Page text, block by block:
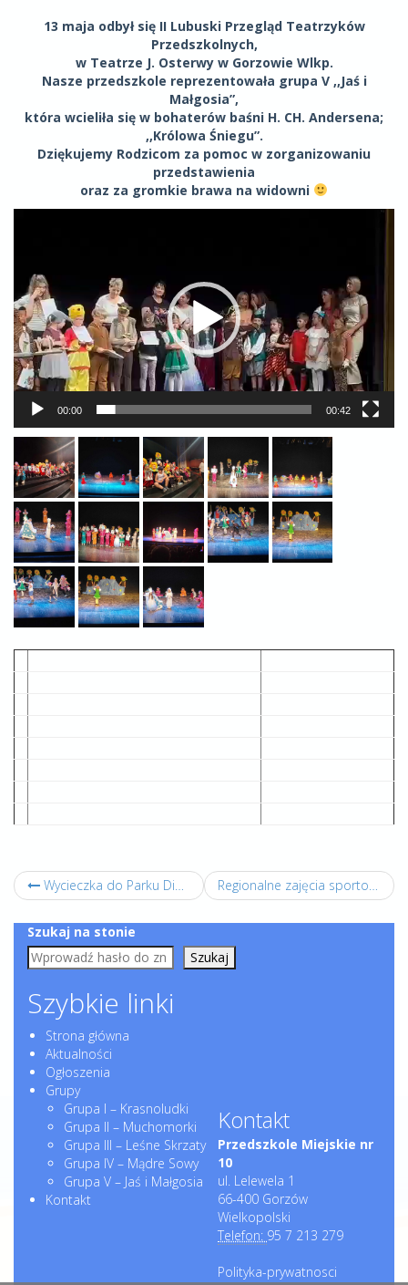
13 maja odbył sięII Lubuski Przegląd Teatrzyków
Przedszkolnych,
w Teatrze J. Osterwy w Gorzowie Wlkp.
Nasze przedszkole reprezentowała grupa V ,,Jaś i
Małgosia”,
która wcieliła się w bohaterów baśni H. CH. Andersena;
,,Królowa Śniegu”.
Dziękujemy Rodzicom za pomoc w zorganizowaniu
przedstawienia
oraz za gromkie brawa na widowni
00:00 00:42
Wycieczka do Parku Dinozaurów w Nowinach Wielkich. Regionalne zajęcia sportowe ogólnorozwojowe z elementami piłki nożnej dla dzieci pod nazwą „Sport to zdrowie”.
Szukaj na stonie
Szukaj
Szybkie linki
Strona główna
Aktualności
Ogłoszenia
Grupy
Grupa I – Krasnoludki
Grupa II – Muchomorki
Grupa III – Leśne Skrzaty
Grupa IV – Mądre Sowy
Grupa V – Jaś i Małgosia
Kontakt
Kontakt
Przedszkole Miejskie nr
10
ul. Lelewela 1
66-400 Gorzów
Wielkopolski
Telefon: 95 7 213 279
Polityka-prywatnosci